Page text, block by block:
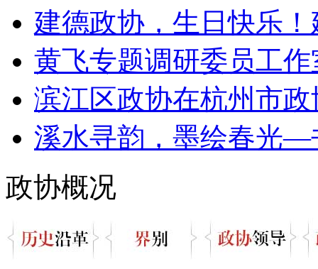
建德政协，生日快乐
黄飞专题调研委员工作
滨江区政协在杭州市
溪水寻韵，墨绘春光—
政协概况